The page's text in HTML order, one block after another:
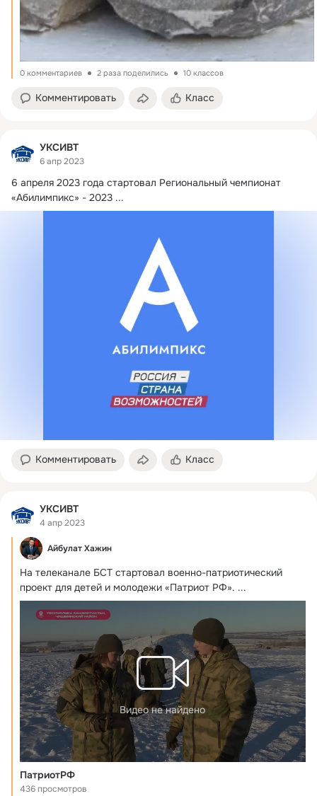
0 комментариев 2 раза поделились 10 классов
Комментировать Класс
УКСИВТ
6 апр 2023
6 апреля 2023 года стартовал Региональный чемпионат
«Абилимпикс» - 2023 ...
Комментировать Класс
УКСИВТ
4 апр 2023
Айбулат Хажин
На телеканале БСТ стартовал военно-патриотический
проект для детей и молодежи «Патриот РФ». ...
Видео не найдено
ПатриотРФ
436 просмотров